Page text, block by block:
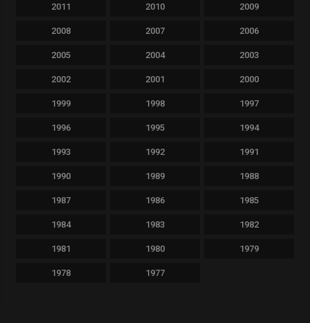
2011 2010 2009
2008 2007 2006
2005 2004 2003
2002 2001 2000
1999 1998 1997
1996 1995 1994
1993 1992 1991
1990 1989 1988
1987 1986 1985
1984 1983 1982
1981 1980 1979
1978 1977